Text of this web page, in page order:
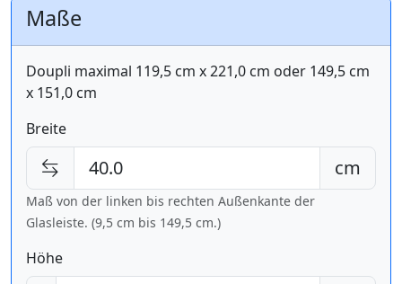
Maße
Doupli maximal 119,5 cm x 221,0 cm oder 149,5 cm
x 151,0 cm
Breite
cm
Maß von der linken bis rechten Außenkante der
Glasleiste. (9,5 cm bis 149,5 cm.)
Höhe